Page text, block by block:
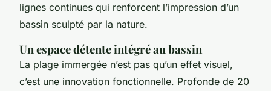
lignes continues qui renforcent l’impression d’un
bassin sculpté par la nature.
Un espace détente intégré au bassin
La plage immergée n’est pas qu’un effet visuel,
c’est une innovation fonctionnelle. Profonde de 20